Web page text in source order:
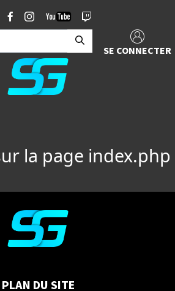
SE CONNECTER
la page index.php
PLAN DU SITE